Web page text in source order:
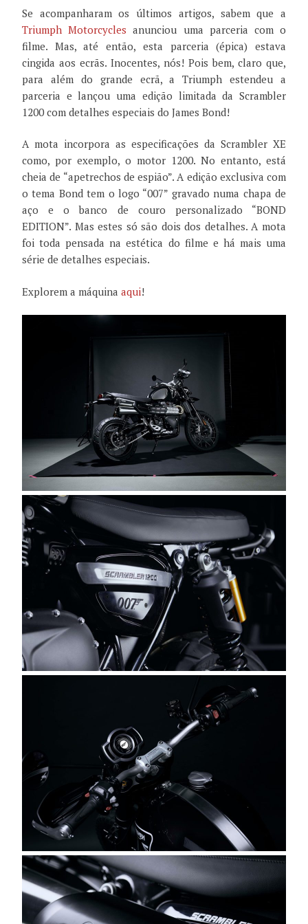
Se acompanharam os últimos artigos, sabem que a
Triumph Motorcycles anunciou uma parceria com o
filme. Mas, até então, esta parceria (épica) estava
cingida aos ecrãs. Inocentes, nós! Pois bem, claro que,
para além do grande ecrã, a Triumph estendeu a
parceria e lançou uma edição limitada da Scrambler
1200 com detalhes especiais do James Bond!
A mota incorpora as especificações da Scrambler XE
como, por exemplo, o motor 1200. No entanto, está
cheia de “apetrechos de espião”. A edição exclusiva com
o tema Bond tem o logo “007” gravado numa chapa de
aço e o banco de couro personalizado “BOND
EDITION”. Mas estes só são dois dos detalhes. A mota
foi toda pensada na estética do filme e há mais uma
série de detalhes especiais.
Explorem a máquina aqui!